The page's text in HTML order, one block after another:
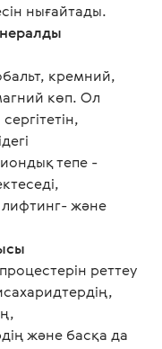
нығайтады.
кремний,
көп. Ол
тепе -
лифтинг- және
реттеу
және басқа да